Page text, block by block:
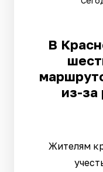
В
из-за
Жителям